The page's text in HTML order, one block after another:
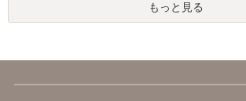
もっと見る